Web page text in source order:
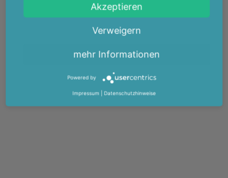
Akzeptieren
Verweigern
mehr Informationen
Powered by
Impressum Datenschutzhinweise